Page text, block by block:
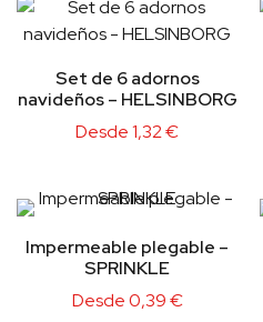
Set de 6 adornos
navideños – HELSINBORG
Desde1,32€
Impermeable plegable –
SPRINKLE
Desde0,39€